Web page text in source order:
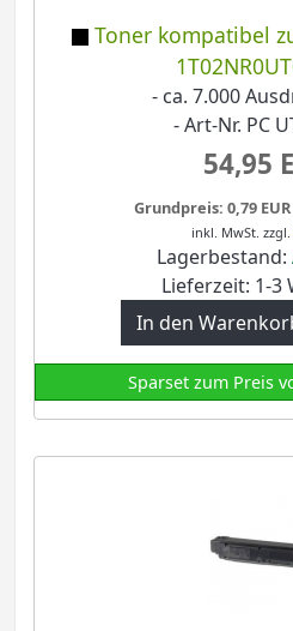
Toner kompatibel
- ca. 7.000
- Art-Nr. PC
54,95
Grundpreis: 0,79
inkl. MwSt. zzgl.
Lagerbestand:
Lieferzeit: 1-3
In den
Sparset zum Preis